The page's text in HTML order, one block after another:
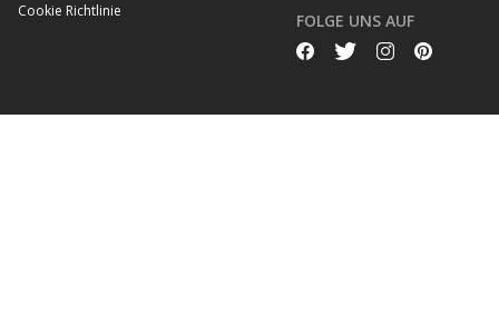
Cookie Richtlinie
FOLGE UNS AUF